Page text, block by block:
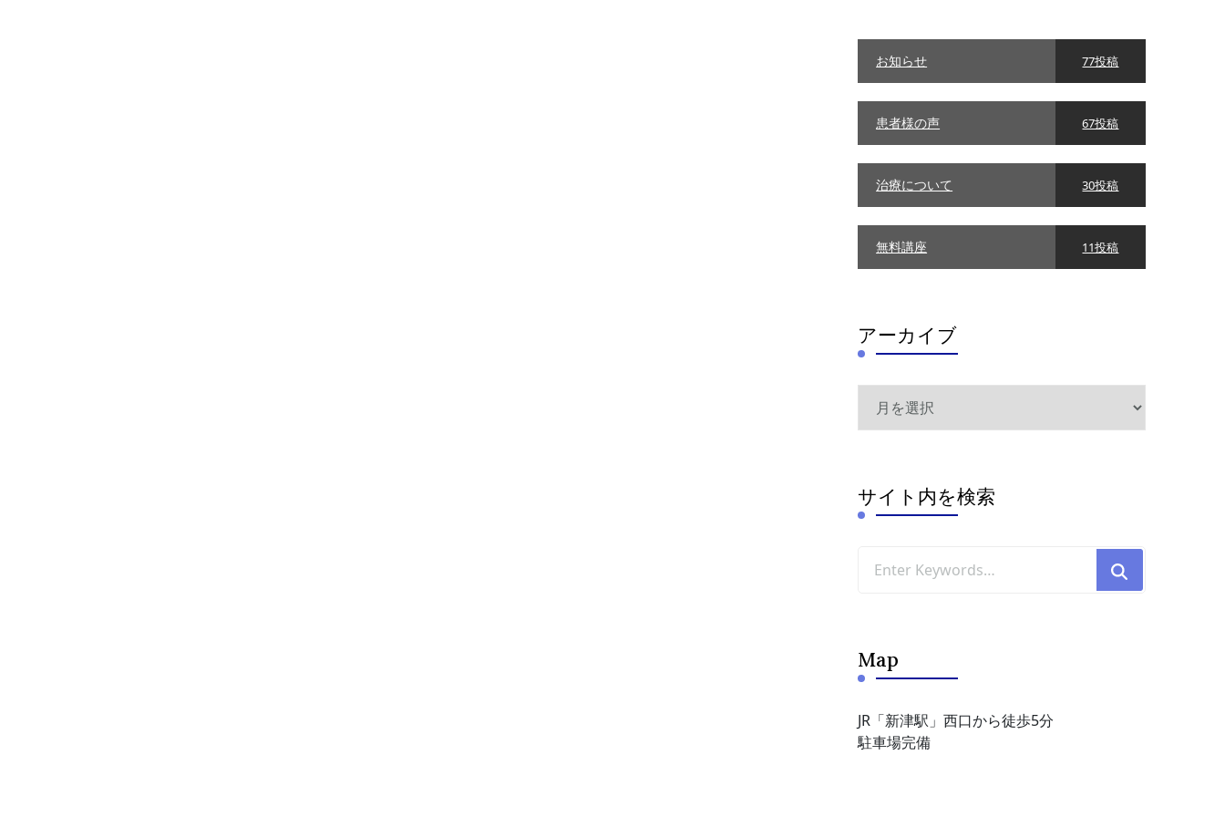
ー
お知らせ 77投稿
患者様の声 67投稿
治療について 30投稿
無料講座 11投稿
アーカイブ
サイト内を検索
for
Map
JR「新津駅」西口から徒歩5分
駐車場完備